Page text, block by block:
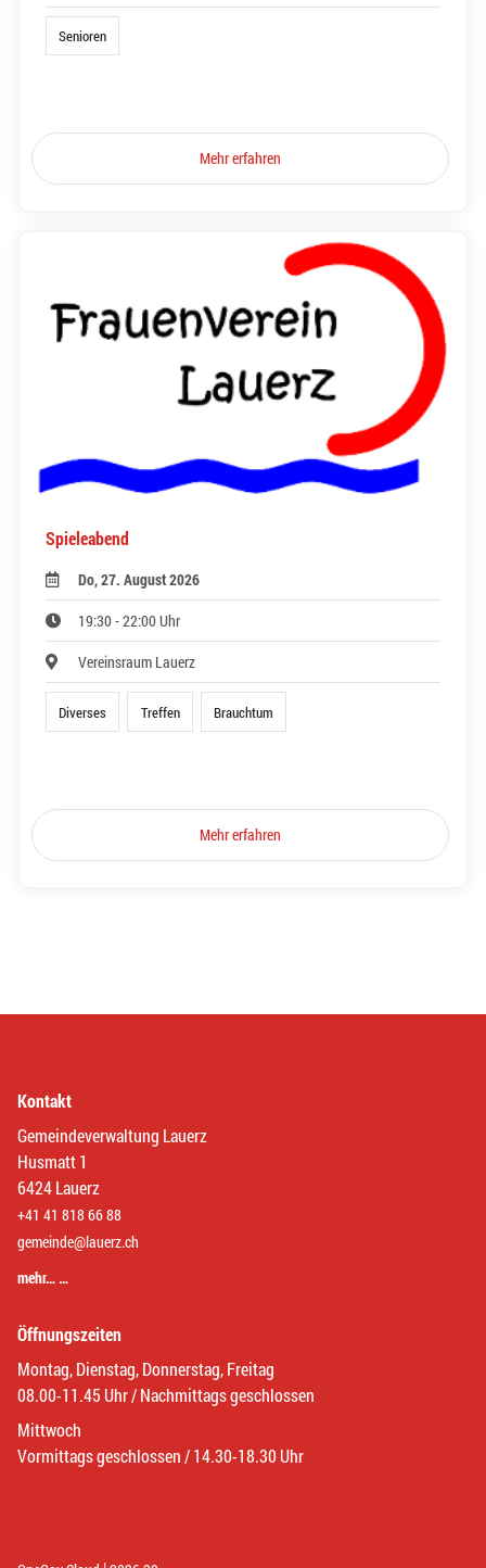
Senioren
Mehr erfahren
Spieleabend
Do, 27. August 2026
19:30 - 22:00 Uhr
Vereinsraum Lauerz
Diverses Treffen Brauchtum
Mehr erfahren
Kontakt
Gemeindeverwaltung Lauerz
Husmatt 1
6424 Lauerz
+41 41 818 66 88
gemeinde@lauerz.ch
mehr… …
Öffnungszeiten
Montag, Dienstag, Donnerstag, Freitag
08.00-11.45 Uhr / Nachmittags geschlossen
Mittwoch
Vormittags geschlossen / 14.30-18.30 Uhr